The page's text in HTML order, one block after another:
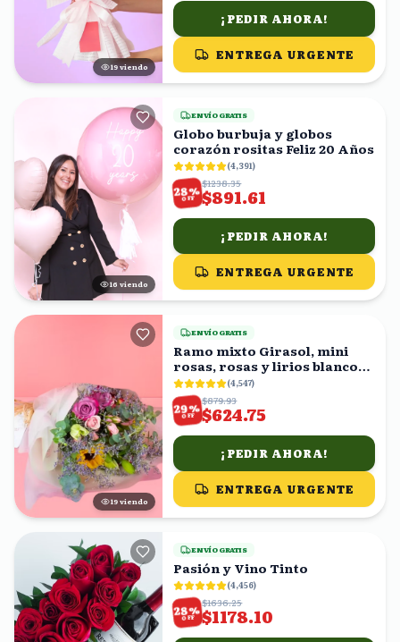
20viendo
¡PEDIR AHORA!
ENTREGA URGENTE
16 viendo
ENVÍO GRATIS
Globo burbuja y globos
corazón rositas Feliz 20 Años
(4,391)
28%
OFF
$1238.35
$891.61
¡PEDIR AHORA!
ENTREGA URGENTE
18 viendo
ENVÍO GRATIS
Ramo mixto Girasol, mini
rosas, rosas y lirios blancos
en ramo(4,547)
29%
OFF
$879.93
$624.75
¡PEDIR AHORA!
ENTREGA URGENTE
ENVÍO GRATIS
Pasión y Vino Tinto
(4,456)
28%
OFF
$1636.25
$1178.10